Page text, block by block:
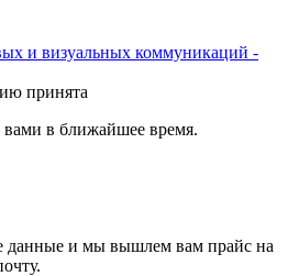
принята
в ближайшее время.
данные и мы вышлем вам прайс на